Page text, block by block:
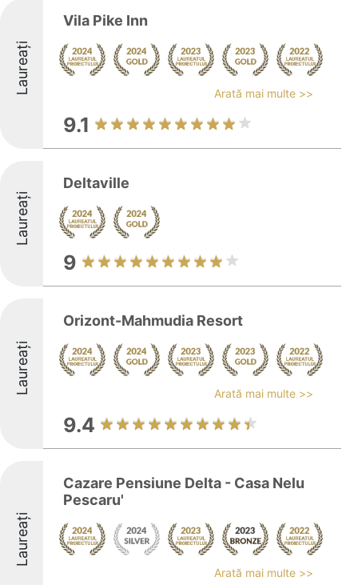
Laureați
Vila Pike Inn
Arată mai multe >>
9.1
Laureați
Deltaville
9
Laureați
Orizont-Mahmudia Resort
Arată mai multe >>
9.4
Laureați
Cazare Pensiune Delta - Casa Nelu
Pescaru'
Arată mai multe >>